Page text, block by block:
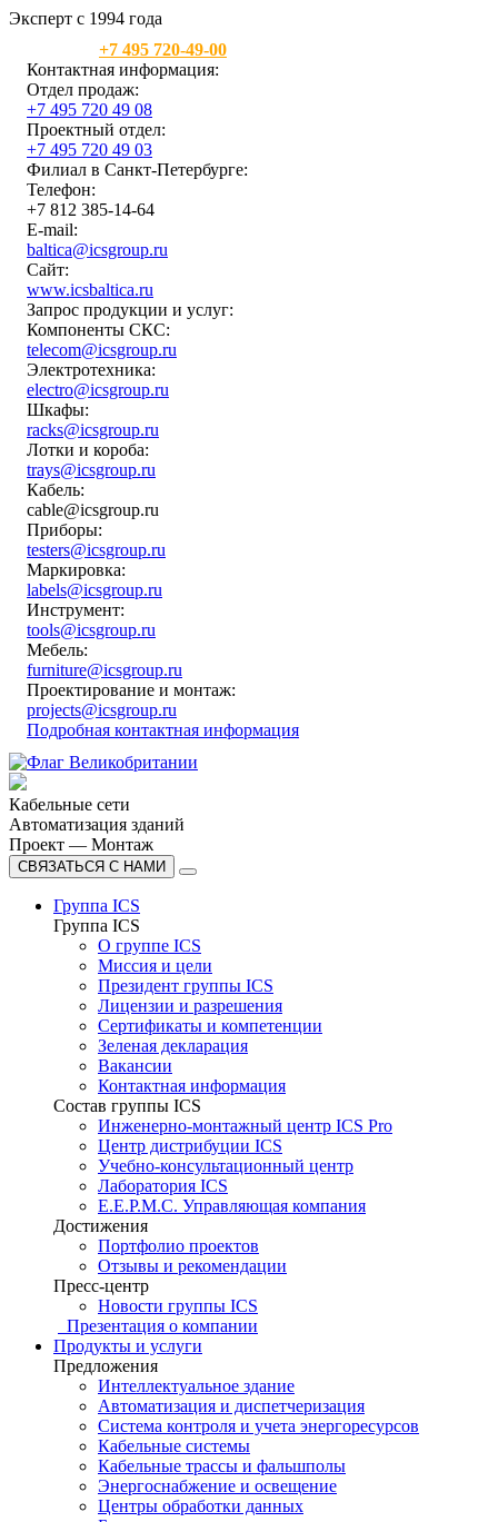
Эксперт с 1994 года
+7 495 720-49-00
Контактная информация:
Отдел продаж:
+7 495 720 49 08
Проектный отдел:
+7 495 720 49 03
Филиал в Санкт-Петербурге:
Телефон:
+7 812 385-14-64
E-mail:
baltica@icsgroup.ru
Сайт:
www.icsbaltica.ru
Запрос продукции и услуг:
Компоненты СКС:
telecom@icsgroup.ru
Электротехника:
electro@icsgroup.ru
Шкафы:
racks@icsgroup.ru
Лотки и короба:
trays@icsgroup.ru
Кабель:
cable@icsgroup.ru
Приборы:
testers@icsgroup.ru
Маркировка:
labels@icsgroup.ru
Инструмент:
tools@icsgroup.ru
Мебель:
furniture@icsgroup.ru
Проектирование и монтаж:
projects@icsgroup.ru
Подробная контактная информация
Кабельные сети
Автоматизация зданий
Проект — Монтаж
СВЯЗАТЬСЯ С НАМИ
Группа ICS
Группа ICS
О группе ICS
Миссия и цели
Президент группы ICS
Лицензии и разрешения
Сертификаты и компетенции
Зеленая декларация
Вакансии
Контактная информация
Состав группы ICS
Инженерно-монтажный центр ICS Pro
Центр дистрибуции ICS
Учебно-консультационный центр
Лаборатория ICS
E.E.P.M.C. Управляющая компания
Достижения
Портфолио проектов
Отзывы и рекомендации
Пресс-центр
Новости группы ICS
Презентация о компании
Продукты и услуги
Предложения
Интеллектуальное здание
Автоматизация и диспетчеризация
Система контроля и учета энергоресурсов
Кабельные системы
Кабельные трассы и фальшполы
Энергоснабжение и освещение
Центры обработки данных